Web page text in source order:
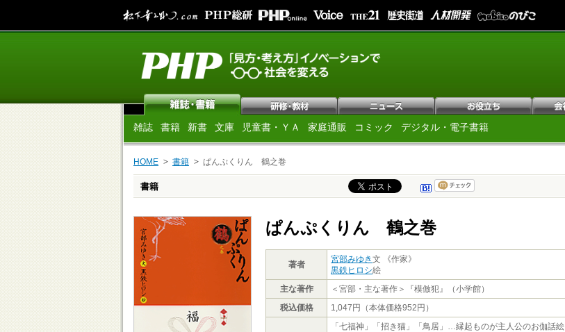
雑誌 書籍 新書 文庫 児童書・ＹＡ 家庭通販 コミック デジタル・電子書籍
HOME 書籍 ぱんぷくりん 鶴之巻
書籍
ぱんぷくりん 鶴之巻
著者
宮部みゆき文 《作家》
黒鉄ヒロシ絵
主な著作
＜宮部・主な著作＞『模倣犯』（小学館）
税込価格
1,047円（本体価格952円）
「七福神」「招き猫」「鳥居」…縁起ものが主人公のお伽話絵